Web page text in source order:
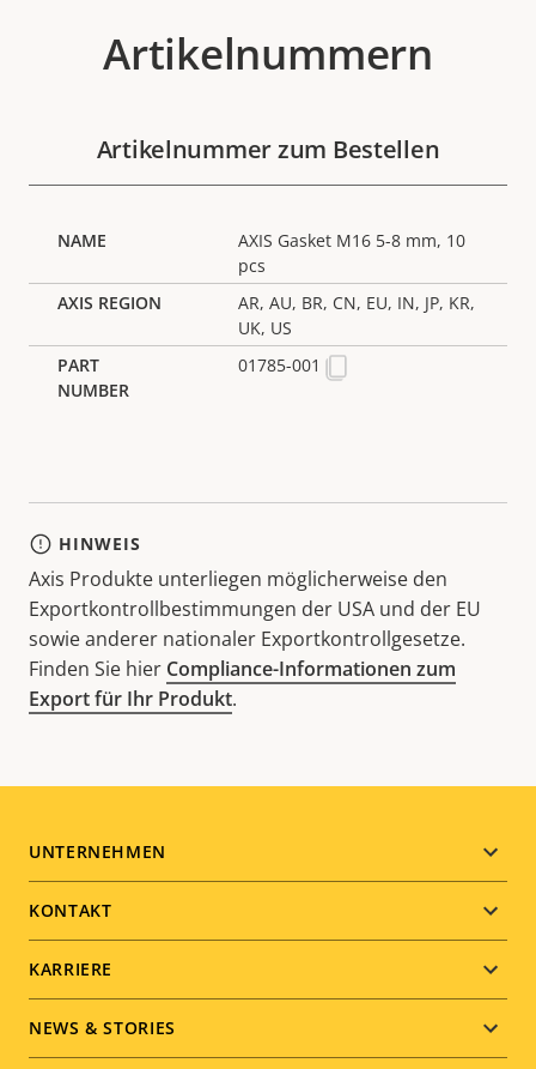
Artikelnummern
Artikelnummer zum Bestellen
AXIS Gasket M16 5-8 mm, 10
pcs
AR, AU, BR, CN, EU, IN, JP, KR,
UK, US
01785-001
HINWEIS
Axis Produkte unterliegen möglicherweise den
Exportkontrollbestimmungen der USA und der EU
sowie anderer nationaler Exportkontrollgesetze.
Finden Sie hier Compliance-Informationen zum
Export für Ihr Produkt.
Footer
menu
UNTERNEHMEN
KONTAKT
KARRIERE
NEWS & STORIES